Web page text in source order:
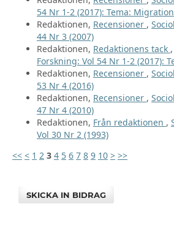
54 Nr 1-2 (2017): Tema: Migration
Redaktionen, Recensioner ,
44 Nr 3 (2007)
Redaktionen, Redaktionens tack ,
Forskning: Vol 54 Nr 1-2 (2017):
Redaktionen, Recensioner ,
53 Nr 4 (2016)
Redaktionen, Recensioner ,
47 Nr 4 (2010)
Redaktionen, Från redaktionen ,
Vol 30 Nr 2 (1993)
<< < 1 2 3 4 5 6 7 8 9 10 > >>
SKICKA IN BIDRAG